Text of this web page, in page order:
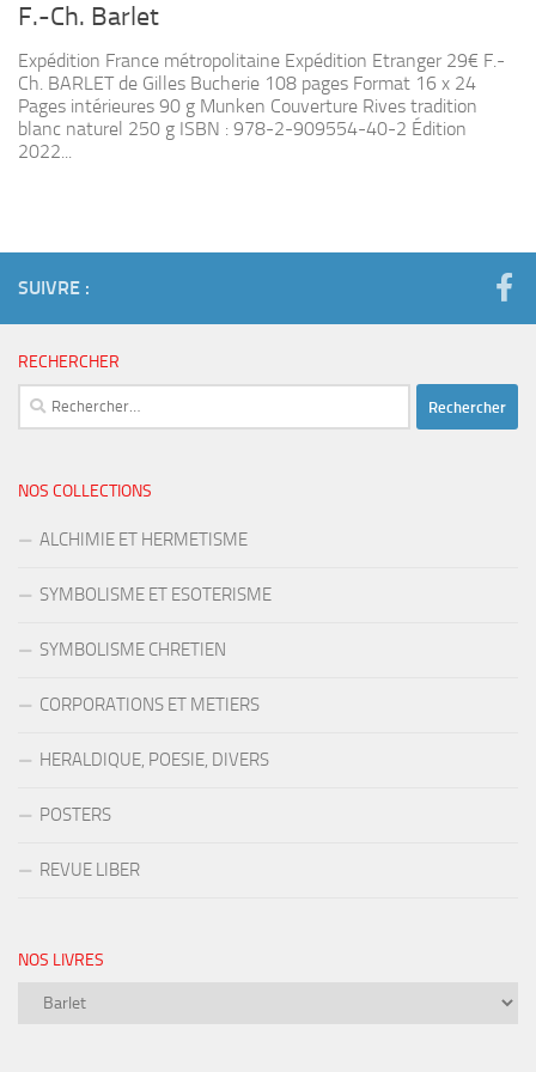
F.-Ch. Barlet
Expédition France métropolitaine Expédition Etranger 29€ F.-
Ch. BARLET de Gilles Bucherie 108 pages Format 16 x 24
Pages intérieures 90 g Munken Couverture Rives tradition
blanc naturel 250 g ISBN : 978-2-909554-40-2 Édition
2022...
SUIVRE :
RECHERCHER
Rechercher :
NOS COLLECTIONS
ALCHIMIE ET HERMETISME
SYMBOLISME ET ESOTERISME
SYMBOLISME CHRETIEN
CORPORATIONS ET METIERS
HERALDIQUE, POESIE, DIVERS
POSTERS
REVUE LIBER
NOS LIVRES
Nos